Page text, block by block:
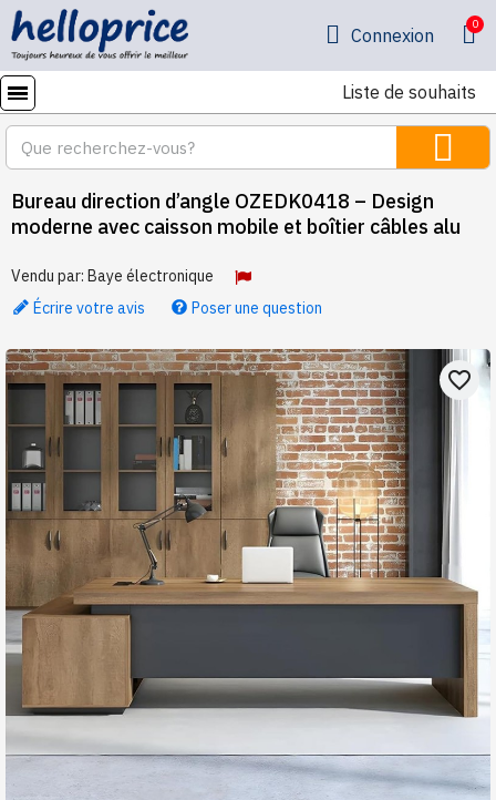
Connexion
Liste de souhaits
Bureau direction d’angle OZEDK0418 – Design
moderne avec caisson mobile et boîtier câbles alu
Vendu par: Baye électronique
Écrire votre avis
Poser une question
favorite_border